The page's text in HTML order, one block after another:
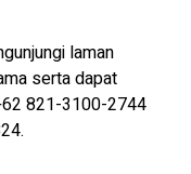
laman
serta dapat
821-3100-2744